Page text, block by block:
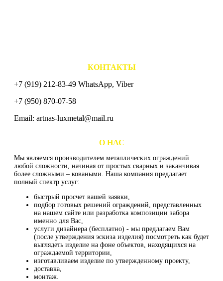
КОНТАКТЫ
+7 (919) 212-83-49 WhatsApp, Viber
+7 (950) 870-07-58
Email: artnas-luxmetal@mail.ru
О НАС
Мы являемся производителем металлических ограждений
любой сложности, начиная от простых сварных и заканчивая
более сложными – коваными. Наша компания предлагает
полный спектр услуг:
быстрый просчет вашей заявки,
подбор готовых решений ограждений, представленных
на нашем сайте или разработка композиции забора
именно для Вас,
услуги дизайнера (бесплатно) - мы предлагаем Вам
(после утверждения эскиза изделия) посмотреть как будет
выглядеть изделие на фоне объектов, находящихся на
ограждаемой территории,
изготавливаем изделие по утвержденному проекту,
доставка,
монтаж.